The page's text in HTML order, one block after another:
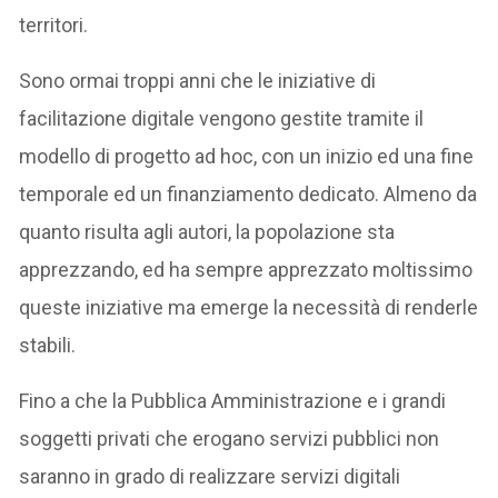
territori.
Sono ormai troppi anni che le iniziative di
facilitazione digitale vengono gestite tramite il
modello di progetto ad hoc, con un inizio ed una fine
temporale ed un finanziamento dedicato. Almeno da
quanto risulta agli autori, la popolazione sta
apprezzando, ed ha sempre apprezzato moltissimo
queste iniziative ma emerge la necessità di renderle
stabili.
Fino a che la Pubblica Amministrazione e i grandi
soggetti privati che erogano servizi pubblici non
saranno in grado di realizzare servizi digitali